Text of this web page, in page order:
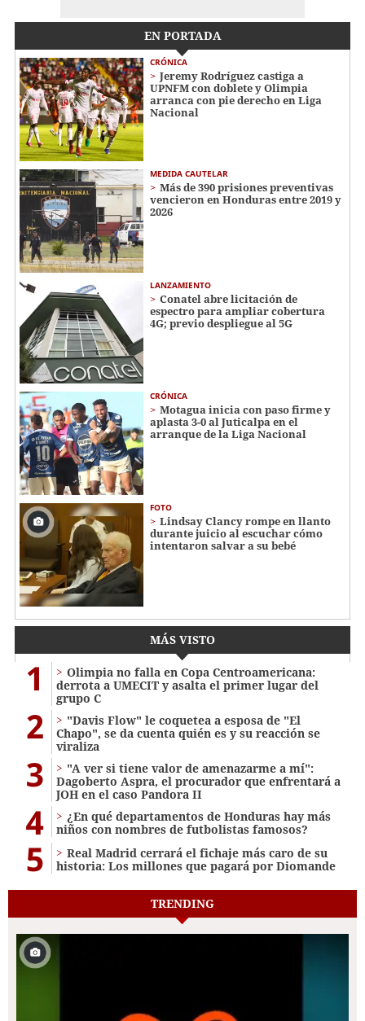
EN PORTADA
CRÓNICA
Jeremy Rodríguez castiga a
UPNFM con doblete y Olimpia
arranca con pie derecho en Liga
Nacional
MEDIDA CAUTELAR
Más de 390 prisiones preventivas
vencieron en Honduras entre 2019 y
2026
LANZAMIENTO
Conatel abre licitación de
espectro para ampliar cobertura
4G; previo despliegue al 5G
CRÓNICA
Motagua inicia con paso firme y
aplasta 3-0 al Juticalpa en el
arranque de la Liga Nacional
FOTO
Lindsay Clancy rompe en llanto
durante juicio al escuchar cómo
intentaron salvar a su bebé
MÁS VISTO
1
Olimpia no falla en Copa Centroamericana:
derrota a UMECIT y asalta el primer lugar del
grupo C
2
"Davis Flow" le coquetea a esposa de "El
Chapo", se da cuenta quién es y su reacción se
viraliza
3
"A ver si tiene valor de amenazarme a mí":
Dagoberto Aspra, el procurador que enfrentará a
JOH en el caso Pandora II
4
¿En qué departamentos de Honduras hay más
niños con nombres de futbolistas famosos?
5
Real Madrid cerrará el fichaje más caro de su
historia: Los millones que pagará por Diomande
TRENDING